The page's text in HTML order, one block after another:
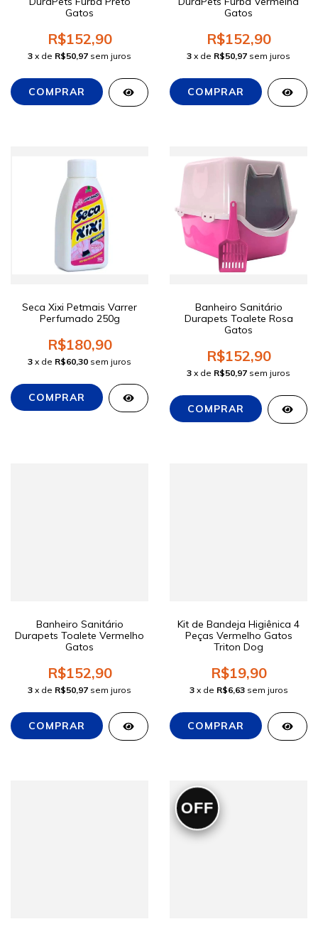
Gatos
R$152,90
3 x de R$50,97 sem juros
Gatos
R$152,90
3 x de R$50,97 sem juros
Seca Xixi Petmais Varrer
Perfumado 250g
R$180,90
3 x de R$60,30 sem juros
Banheiro Sanitário
Durapets Toalete Rosa
Gatos
R$152,90
3 x de R$50,97 sem juros
Banheiro Sanitário
Durapets Toalete Vermelho
Gatos
R$152,90
3 x de R$50,97 sem juros
Kit de Bandeja Higiênica 4
Peças Vermelho Gatos
Triton Dog
R$19,90
3 x de R$6,63 sem juros
OFF